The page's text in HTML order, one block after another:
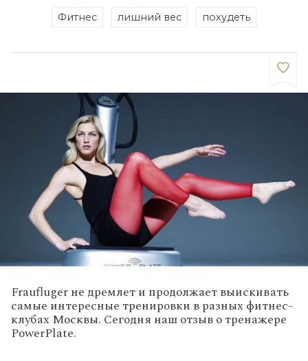
Фитнес лишний вес похудеть
Fraufluger не дремлет и продолжает выискивать
самые интересные тренировки в разных фитнес-
клубах Москвы. Сегодня наш отзыв о тренажере
PowerPlate.